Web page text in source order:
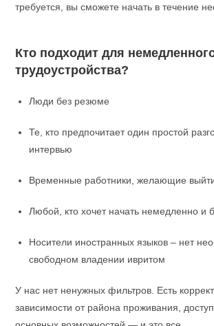
требуется, вы сможете начать в течение
Кто подходит для
трудоустройства?
Люди без резюме
Те, кто предпочитает один простой
интервью
Временные работники, желающие
Любой, кто хочет начать немедленно и
Носители иностранных языков – нет
свободном владении ивритом
У нас нет ненужных фильтров. Есть
зависимости от района проживания,